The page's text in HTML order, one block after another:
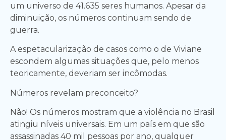
um universo de 41.635 seres humanos. Apesar da
diminuição, os números continuam sendo de
guerra.
A espetacularização de casos como o de Viviane
escondem algumas situações que, pelo menos
teoricamente, deveriam ser incômodas.
Números revelam preconceito?
Não! Os números mostram que a violência no Brasil
atingiu níveis universais. Em um país em que são
assassinadas 40 mil pessoas por ano, qualquer